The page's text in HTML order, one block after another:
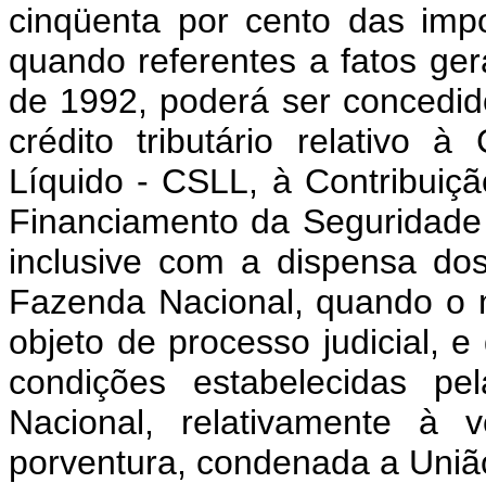
cinqüenta por cento das
quando referentes a fatos
de 1992, poderá ser
crédito tributário relativo à
Líquido - CSLL, à
Financiamento da
inclusive com a dispensa
Fazenda Nacional, quando
objeto de processo judicial,
condições estabelecidas
Nacional, relativamente à
porventura, condenada a